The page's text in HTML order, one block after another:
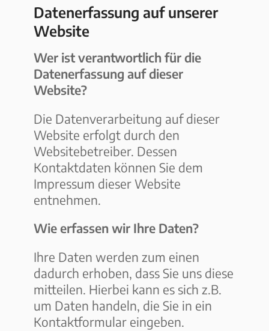
Datenerfassung auf unserer
Website
Wer ist verantwortlich für die
Datenerfassung auf dieser
Website?
Die Datenverarbeitung auf dieser
Website erfolgt durch den
Websitebetreiber. Dessen
Kontaktdaten können Sie dem
Impressum dieser Website
entnehmen.
Wie erfassen wir Ihre Daten?
Ihre Daten werden zum einen
dadurch erhoben, dass Sie uns diese
mitteilen. Hierbei kann es sich z.B.
um Daten handeln, die Sie in ein
Kontaktformular eingeben.